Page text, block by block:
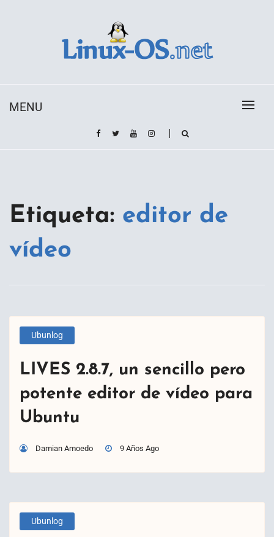
MENU
Etiqueta: editor de
vídeo
Ubunlog
LIVES 2.8.7, un sencillo pero
potente editor de vídeo para
Ubuntu
Damian Amoedo 9 Años Ago
Ubunlog